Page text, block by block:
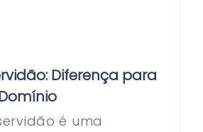
Diferença para
é uma